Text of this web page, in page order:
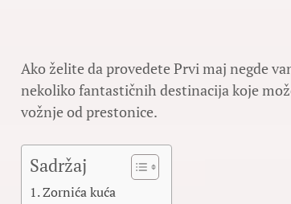
Ako želite da provedete Prvi maj negde
nekoliko fantastičnih destinacija koje
vožnje od prestonice.
Sadržaj
Zornića kuća